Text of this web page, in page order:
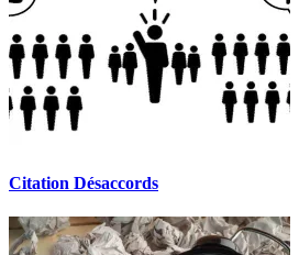
Citation Désaccords